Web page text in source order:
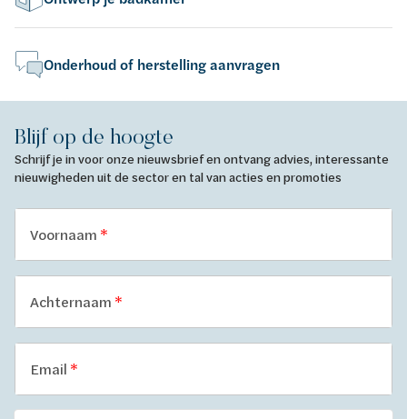
Onderhoud of herstelling aanvragen
Blijf op de hoogte
Schrijf je in voor onze nieuwsbrief en ontvang advies, interessante
nieuwigheden uit de sector en tal van acties en promoties
Voornaam
Achternaam
Email